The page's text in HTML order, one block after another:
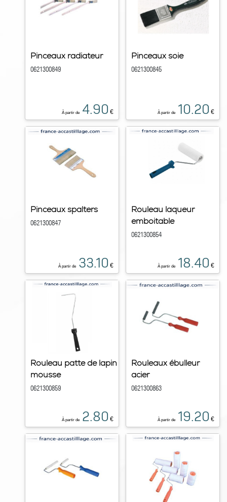
Pinceaux radiateur
0621300849
À partir de 4.90 €
Pinceaux soie
0621300845
À partir de 10.20 €
Pinceaux spalters
0621300847
À partir de 33.10 €
Rouleau laqueur
emboitable
0621300854
À partir de 18.40 €
Rouleau patte de lapin
mousse
0621300859
À partir de 2.80 €
Rouleaux ébulleur
acier
0621300863
À partir de 19.20 €